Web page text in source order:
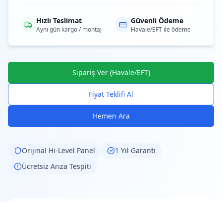
Hızlı Teslimat
Aynı gün kargo / montaj
Güvenli Ödeme
Havale/EFT ile ödeme
Sipariş Ver (Havale/EFT)
Fiyat Teklifi Al
Hemen Ara
Orijinal Hi-Level Panel
1 Yıl Garanti
Ücretsiz Arıza Tespiti